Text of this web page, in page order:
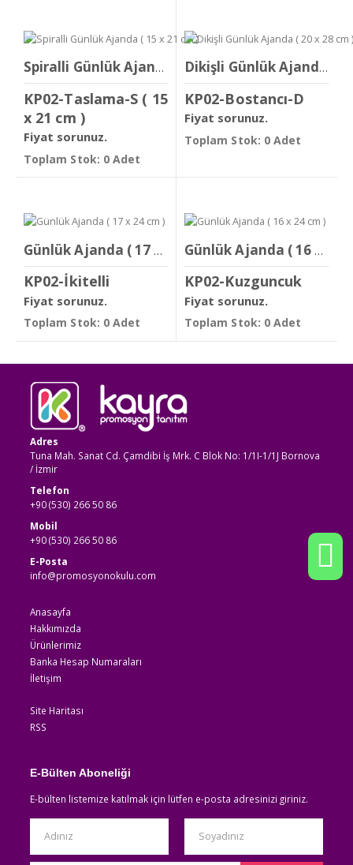
Spiralli Günlük Ajanda ( 15 x 21 cm )
KP02-Taslama-S ( 15
x 21 cm )
Fiyat sorunuz.
Toplam Stok: 0 Adet
Dikişli Günlük Ajanda ( 20 x 28 cm )
KP02-Bostancı-D
Fiyat sorunuz.
Toplam Stok: 0 Adet
Günlük Ajanda ( 17 x 24 cm )
KP02-İkitelli
Fiyat sorunuz.
Toplam Stok: 0 Adet
Günlük Ajanda ( 16 x 24 cm )
KP02-Kuzguncuk
Fiyat sorunuz.
Toplam Stok: 0 Adet
Adres
Tuna Mah. Sanat Cd. Çamdibi İş Mrk. C Blok No: 1/1I-1/1J Bornova
/ İzmir
Telefon
+90 (530) 266 50 86
Mobil
+90 (530) 266 50 86
E-Posta
info@promosyonokulu.com
Anasayfa
Hakkımızda
Ürünlerimiz
Banka Hesap Numaraları
İletişim
Site Haritası
RSS
E-Bülten Aboneliği
E-bülten listemize katılmak için lütfen e-posta adresinizi giriniz.